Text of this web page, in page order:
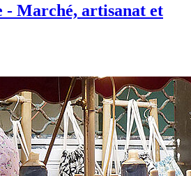
- Marché, artisanat et